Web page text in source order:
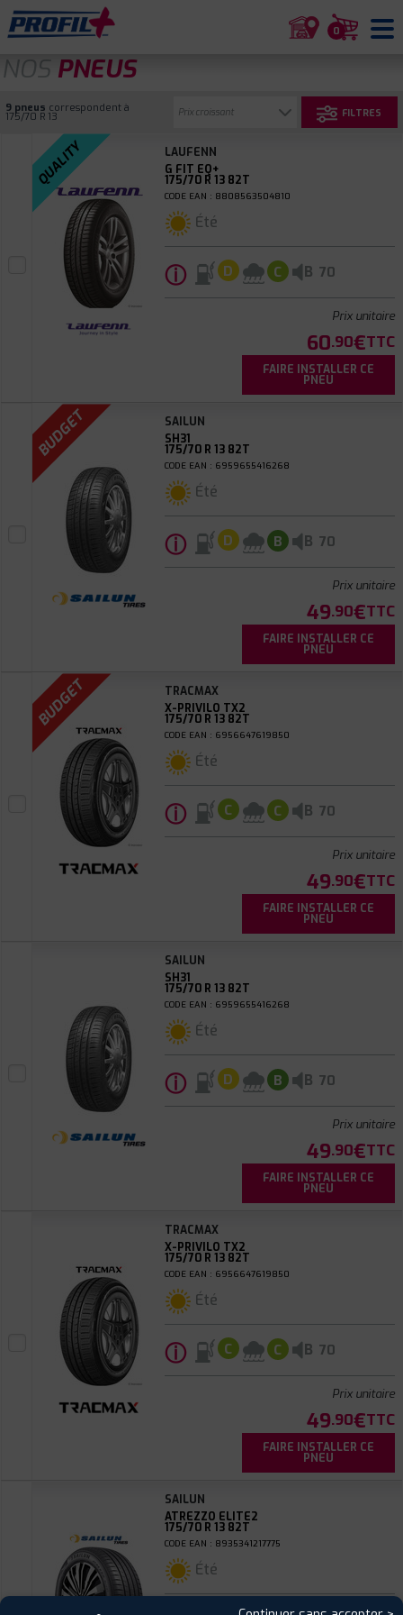
0
NOS PNEUS
9 pneus correspondent à
175/70 R 13 FILTRES
QUALITY
LAUFENN
G FIT EQ+
175/70 R 13 82T
CODE EAN : 8808563504810
Été
ⓘ D C B 70
Prix unitaire
60.90€TTC
FAIRE INSTALLER CE
PNEU
BUDGET
SAILUN
SH31
175/70 R 13 82T
CODE EAN : 6959655416268
Été
ⓘ D B B 70
Prix unitaire
49.90€TTC
FAIRE INSTALLER CE
PNEU
BUDGET
TRACMAX
X-PRIVILO TX2
175/70 R 13 82T
CODE EAN : 6956647619850
Été
ⓘ C C B 70
Prix unitaire
49.90€TTC
FAIRE INSTALLER CE
PNEU
SAILUN
SH31
175/70 R 13 82T
CODE EAN : 6959655416268
Été
ⓘ D B B 70
Prix unitaire
49.90€TTC
FAIRE INSTALLER CE
PNEU
TRACMAX
X-PRIVILO TX2
175/70 R 13 82T
CODE EAN : 6956647619850
Été
ⓘ C C B 70
Prix unitaire
49.90€TTC
FAIRE INSTALLER CE
PNEU
SAILUN
ATREZZO ELITE2
175/70 R 13 82T
CODE EAN : 8935341217775
Été